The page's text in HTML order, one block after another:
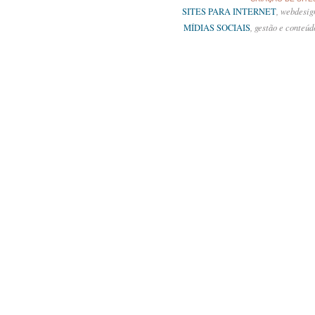
SITES PARA INTERNET ,
MÍDIAS SOCIAIS , gestão e